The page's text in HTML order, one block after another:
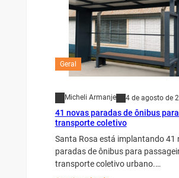
Geral
Micheli Armanje 4 de agosto de
41 novas paradas de ônibus
transporte coletivo
Santa Rosa está implantando 41
paradas de ônibus para
transporte coletivo urbano.…